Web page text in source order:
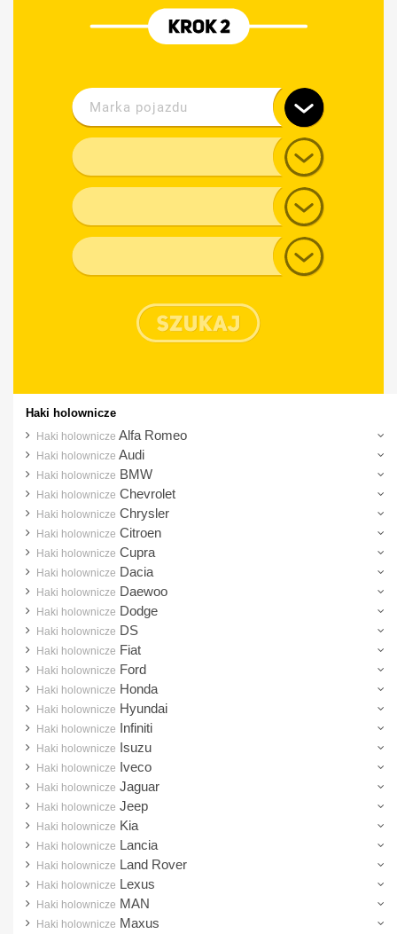
Marka pojazdu
Audi
Chevrolet
Dodge
DS
Fiat
Ford
Honda
Hyundai
Infiniti
Isuzu
Iveco
Jaguar
Jeep
Kia
Lancia
Land Rover
Lexus
MAN
Maxus
Mazda
Mercedes-Benz
Haki holownicze
Haki holownicze Alfa Romeo
Haki holownicze Audi
Haki holownicze BMW
Haki holownicze Chevrolet
Haki holownicze Chrysler
Haki holownicze Citroen
Haki holownicze Cupra
Haki holownicze Dacia
Haki holownicze Daewoo
Haki holownicze Dodge
Haki holownicze DS
Haki holownicze Fiat
Haki holownicze Ford
Haki holownicze Honda
Haki holownicze Hyundai
Haki holownicze Infiniti
Haki holownicze Isuzu
Haki holownicze Iveco
Haki holownicze Jaguar
Haki holownicze Jeep
Haki holownicze Kia
Haki holownicze Lancia
Haki holownicze Land Rover
Haki holownicze Lexus
Haki holownicze MAN
Haki holownicze Maxus